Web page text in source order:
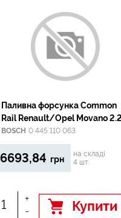
Паливна форсунка Common
Rail Renault/Opel Movano 2.2
BOSCH 0 445 110 063
6693,84 грн
на складі
4 шт.
+
-
Купити